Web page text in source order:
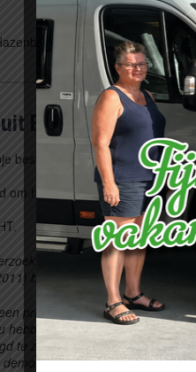
Campers.
Ellecom
besteld achter aan de camper
om het er op te zetten.die had
van u de Led verlichting
bij onze fabrikant Laika,
prijs vanimitatieled
hebben aangeboden de
te zijn voor het demonteren
en het geld te